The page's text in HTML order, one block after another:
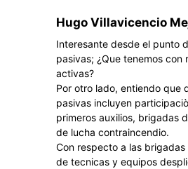
Hugo Villavicencio
Interesante desde el punto
pasivas; ¿Que tenemos
activas?
Por otro lado, entiendo que
pasivas incluyen
primeros auxilios, brigadas
de lucha contraincendio.
Con respecto a las
de tecnicas y equipos